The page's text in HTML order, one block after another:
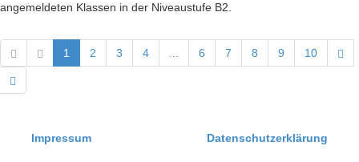
angemeldeten Klassen in der Niveaustufe B2.
1 2 3 4 6 7 8 9 10
Impressum Datenschutzerklärung